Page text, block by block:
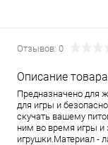
Отзывов: 0
Описание
Предназначено для
для игры и
скучать вашему
ним во время игры
игрушки.Материал -